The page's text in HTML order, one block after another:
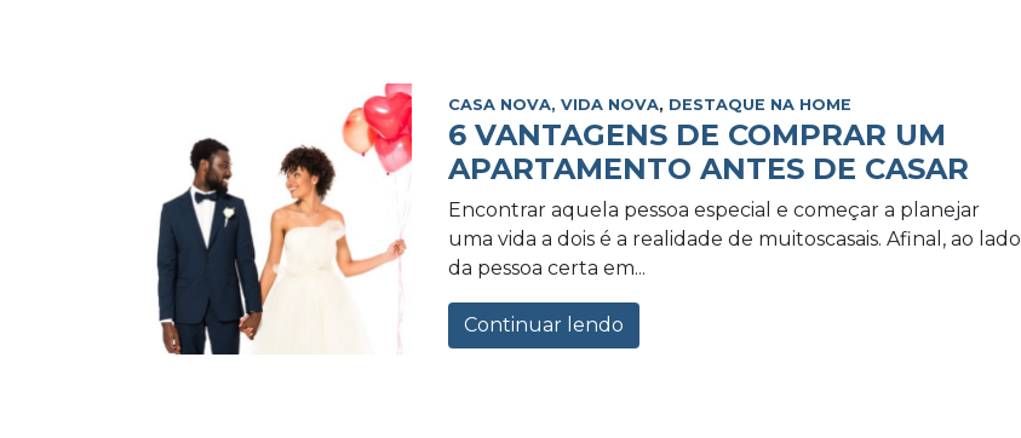
CASA NOVA, VIDA NOVA, DESTAQUE NA HOME
6 VANTAGENS DE COMPRAR UM
APARTAMENTO ANTES DE CASAR
Encontrar aquela pessoa especial e começar a planejar
uma vida a dois é a realidade de muitoscasais. Afinal, ao lado
da pessoa certa em...
Continuar lendo